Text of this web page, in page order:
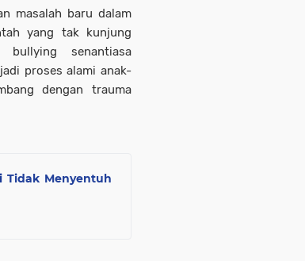
masalah baru dalam
yang tak kunjung
senantiasa
proses alami anak-
dengan trauma
Tidak Menyentuh